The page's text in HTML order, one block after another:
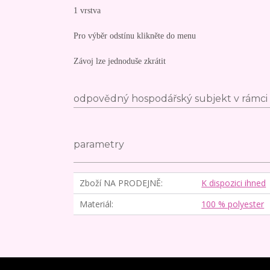
1 vrstva
Pro výběr odstínu klikněte do menu
Závoj lze jednoduše zkrátit
odpovědný hospodářský subjekt v
parametry
Zboží NA PRODEJNĚ
K dispozici ihned
Materiál
100 % polyester